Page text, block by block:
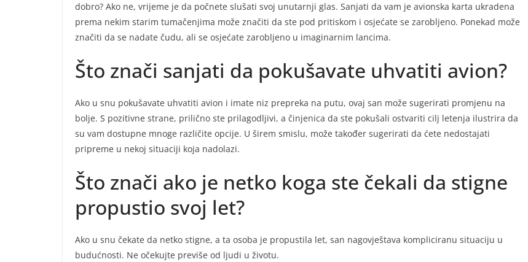
dobro? Ako ne, vrijeme je da počnete slušati svoj unutarnji glas. Sanjati da vam je avionska karta ukradena
prema nekim starim tumačenjima može značiti da ste pod pritiskom i osjećate se zarobljeno. Ponekad može
značiti da se nadate čudu, ali se osjećate zarobljeno u imaginarnim lancima.
Što znači sanjati da pokušavate uhvatiti avion?
Ako u snu pokušavate uhvatiti avion i imate niz prepreka na putu, ovaj san može sugerirati promjenu na
bolje. S pozitivne strane, prilično ste prilagodljivi, a činjenica da ste pokušali ostvariti cilj letenja ilustrira da
su vam dostupne mnoge različite opcije. U širem smislu, može također sugerirati da ćete nedostajati
pripreme u nekoj situaciji koja nadolazi.
Što znači ako je netko koga ste čekali da stigne
propustio svoj let?
Ako u snu čekate da netko stigne, a ta osoba je propustila let, san nagovještava kompliciranu situaciju u
budućnosti. Ne očekujte previše od ljudi u životu.